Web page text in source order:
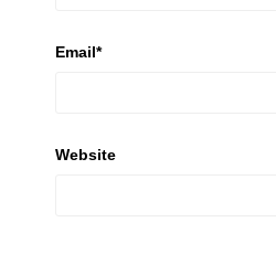
Email*
Website